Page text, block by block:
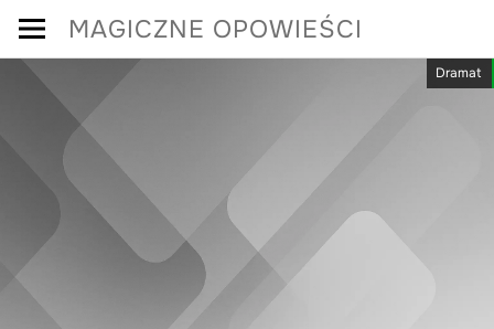
Skip
MAGICZNE OPOWIEŚCI
Dramat